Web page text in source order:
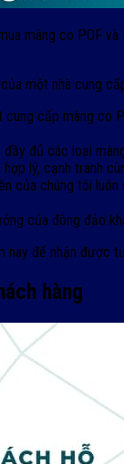
màng co POF
một nhà cung
cấp màng co
đủ các loại
lý, cạnh tranh
của chúng tôi
của đông đảo
nay để nhận
hàng